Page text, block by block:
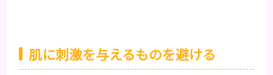
肌に刺激を与えるものを避ける